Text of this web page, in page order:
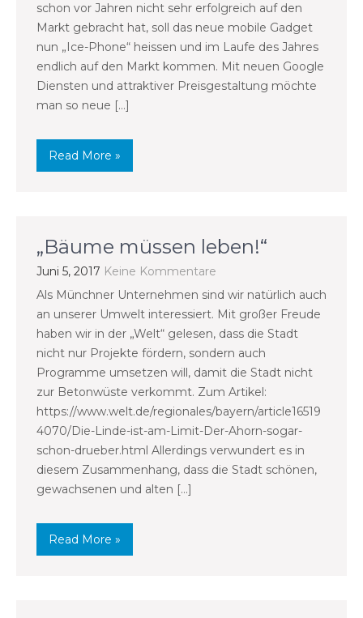
schon vor Jahren nicht sehr erfolgreich auf den
Markt gebracht hat, soll das neue mobile Gadget
nun „Ice-Phone“ heissen und im Laufe des Jahres
endlich auf den Markt kommen. Mit neuen Google
Diensten und attraktiver Preisgestaltung möchte
man so neue […]
Read More »
„Bäume müssen leben!“
Juni 5, 2017 Keine Kommentare
Als Münchner Unternehmen sind wir natürlich auch
an unserer Umwelt interessiert. Mit großer Freude
haben wir in der „Welt“ gelesen, dass die Stadt
nicht nur Projekte fördern, sondern auch
Programme umsetzen will, damit die Stadt nicht
zur Betonwüste verkommt. Zum Artikel:
https://www.welt.de/regionales/bayern/article16519
4070/Die-Linde-ist-am-Limit-Der-Ahorn-sogar-
schon-drueber.html Allerdings verwundert es in
diesem Zusammenhang, dass die Stadt schönen,
gewachsenen und alten […]
Read More »